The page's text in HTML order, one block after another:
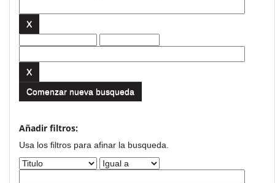
Comenzar nueva busqueda
Añadir filtros:
Usa los filtros para afinar la busqueda.